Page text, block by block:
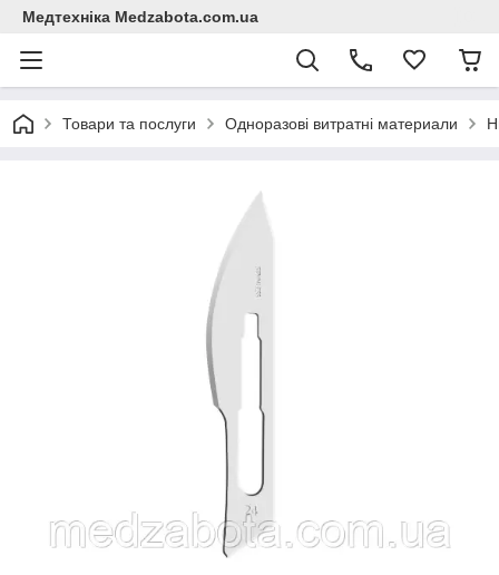
Медтехніка Medzabota.com.ua
Товари та послуги Одноразові витратні материали